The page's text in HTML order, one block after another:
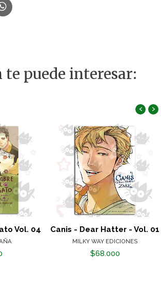
puede interesar:
Vol. 04 Canis - Dear Hatter - Vol. 01
MILKY WAY EDICIONES
$68.000
‹ ›